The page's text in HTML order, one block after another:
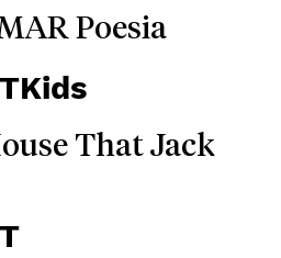
Poesia
That Jack